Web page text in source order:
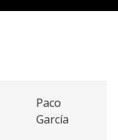
Paco
García